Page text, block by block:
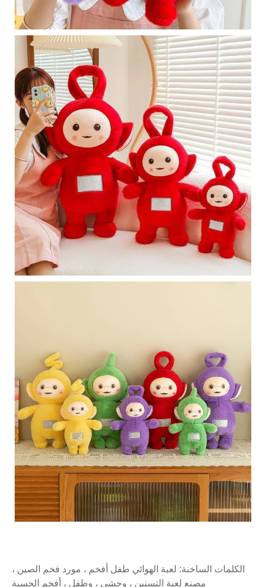
الكلمات الساخنة: لعبة الهوائي طفل أفخم ، مورد فخم الصين ،
مصنع لعبة التسنين ، وحشي ، وطفل ، أفخم الحسية